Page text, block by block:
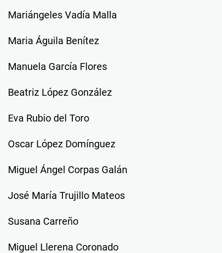
Mariángeles Vadía Malla
Maria Águila Benítez
Manuela García Flores
Beatriz López González
Eva Rubio del Toro
Oscar López Domínguez
Miguel Ángel Corpas Galán
José María Trujillo Mateos
Susana Carreño
Miguel Llerena Coronado